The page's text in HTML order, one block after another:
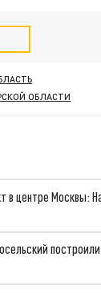
ОБЛАСТИ
в центре Москвы: